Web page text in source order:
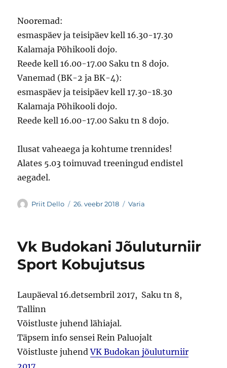
Nooremad:
esmaspäev ja teisipäev kell 16.30-17.30
Kalamaja Põhikooli dojo.
Reede kell 16.00-17.00 Saku tn 8 dojo.
Vanemad (BK-2 ja BK-4):
esmaspäev ja teisipäev kell 17.30-18.30
Kalamaja Põhikooli dojo.
Reede kell 16.00-17.00 Saku tn 8 dojo.
Ilusat vaheaega ja kohtume trennides!
Alates 5.03 toimuvad treeningud endistel
aegadel.
Autor
Priit Dello Postitatud
26. veebr 2018 Rubriigid
Varia
Vk Budokani Jõuluturniir
Sport Kobujutsus
Laupäeval 16.detsembril 2017, Saku tn 8,
Tallinn
Võistluste juhend lähiajal.
Täpsem info sensei Rein Paluojalt
Võistluste juhendVK Budokan jõuluturniir